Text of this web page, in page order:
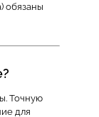
обязаны
Точную
для